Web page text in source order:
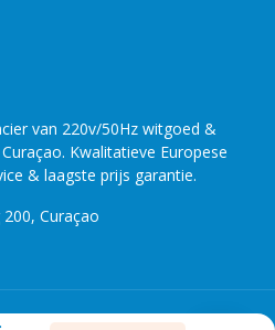
van 220v/50Hz witgoed &
Kwalitatieve Europese
& laagste prijs garantie.
Curaçao
er kunnen geen rechten